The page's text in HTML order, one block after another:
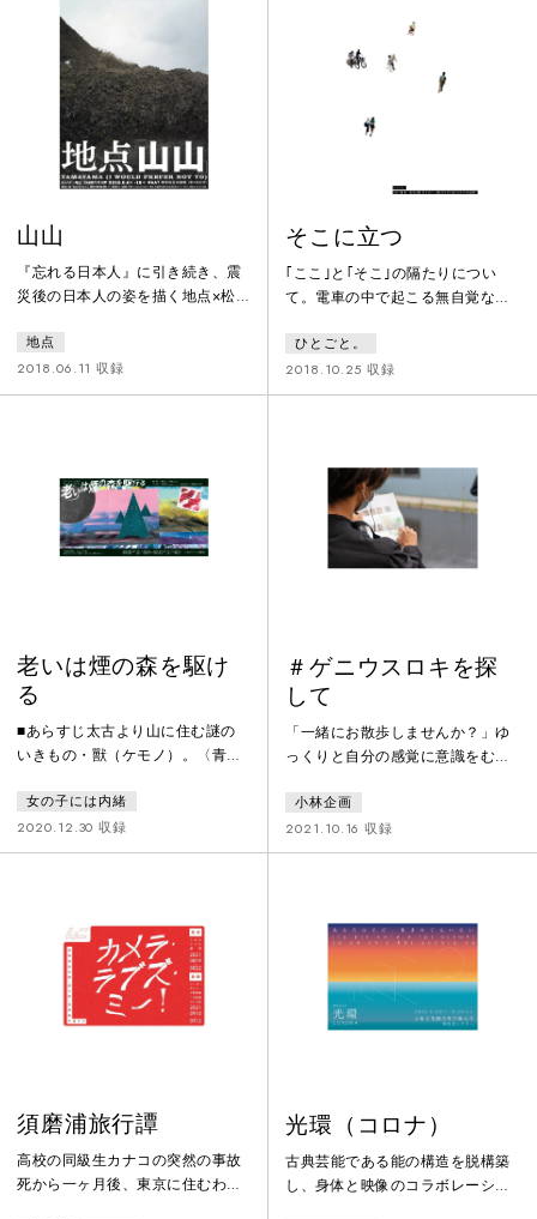
を通じて、固有／外来／生命／生
態系の対立を見つめ、両立を探っ
山山
『忘れる日本人』に引き続き、震
災後の日本人の姿を描く地点×松
しい山の隣に放射性廃棄物の山が
できたという戯曲の設定を空間に
落とし込んだ黒光りする急斜面の
ない、という信念のもとおくる新
しい〈家庭劇〉とも言える本作
は、松原俊太郎の第63回岸田國士
戯曲賞受賞作となった。
地点
2018.06.11 収録
そこに立つ
｢ここ｣と｢そこ｣の隔たりについ
て。電車の中で起こる無自覚な身
て無関心や無自覚の暴力性を扱っ
た作品。
ひとごと。
2018.10.25 収録
老いは煙の森を駆け
る
■あらすじ太古より山に住む謎の
いきもの・獸（ケモノ）。〈青い
きな谷の集落に住む山のひとびと
は、獸ととくに接することなく、
しかし存在は常に感じながら、
た集落の男たちは討伐に向かう
が、皆返り討ちに遭う。生き残っ
た数少ない者たちは獸を恐れ、集
落を捨てて山を降りる中、猟師・
シラスは鋭い目で森を睨みつけな
女の子には内緒
2020.12.30 収録
＃ゲニウスロキを探
して
「一緒にお散歩しませんか？」ゆ
っくりと自分の感覚に意識をむけ
演劇を創ります。本企画は、野外
を「歩きながら環境に応答するこ
と」が核となったパフォーマンス
地に纏わる語り手の往時の記憶や
過去の自分を想起する体験を創出
しようと考えています。
小林企画
2021.10.16 収録
須磨浦旅行譚
高校の同級生カナコの突然の事故
死から一ヶ月後、東京に住むわた
光環（コロナ）
古典芸能である能の構造を脱構築
し、身体と映像のコラボレーショ